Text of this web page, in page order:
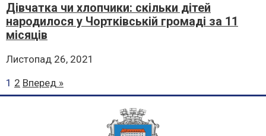
Дівчатка чи хлопчики: скільки дітей
народилося у Чортківській громаді за 11
місяців
Листопад 26, 2021
1 2 Вперед »